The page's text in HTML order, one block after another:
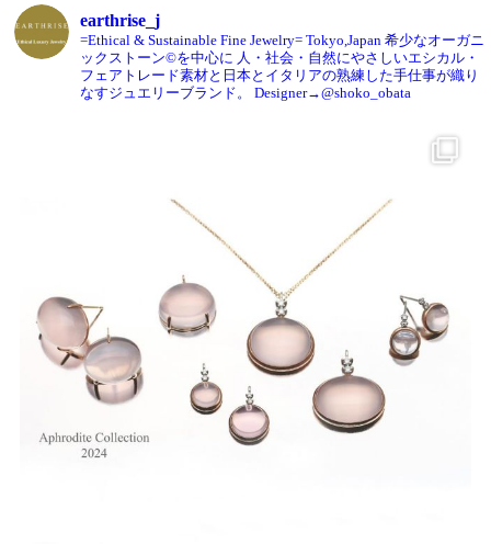
earthrise_j
=Ethical & Sustainable Fine Jewelry= Tokyo,Japan 希少なオーガニ
ックストーン©️を中心に 人・社会・自然にやさしいエシカル・
フェアトレード素材と日本とイタリアの熟練した手仕事が織り
なすジュエリーブランド。
Designer→@shoko_obata